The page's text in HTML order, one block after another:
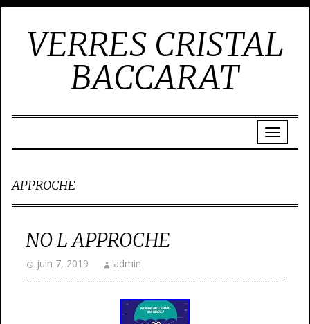
VERRES CRISTAL
BACCARAT
APPROCHE
NO L APPROCHE
juin 7, 2019 admin